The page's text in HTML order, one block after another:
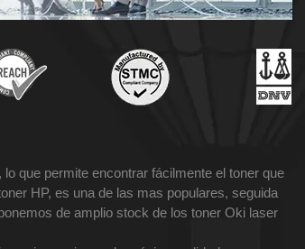
que permite encontrar fácilmente el toner que
HP, es una de las mas populares, seguida
de amplio stock de los toner Oki laser